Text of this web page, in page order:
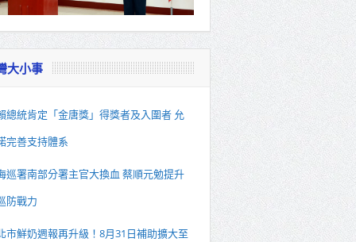
大小事
總統肯定「金唐獎」得獎者及入圍者 允
完善支持體系
巡署南部分署主官大換血 蔡順元勉提升
防戰力
市鮮奶週報再升級！8月31日補助擴大至